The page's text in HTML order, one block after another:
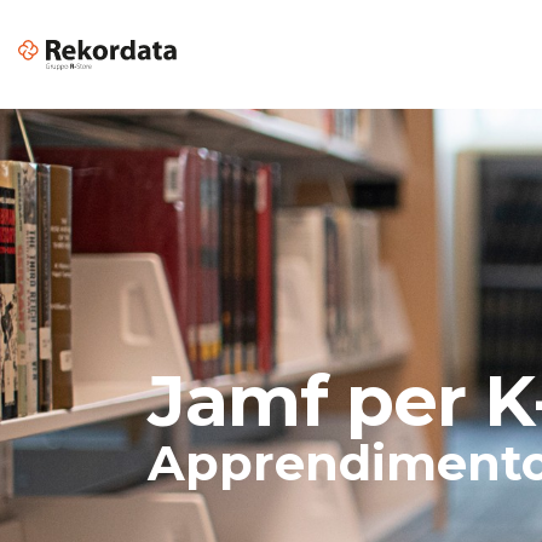
Apple per il Business
Software di Grafica per Aziende
Design & Creative
Cloud Services Provider per
Aziende
Digital transformation
Cyber Security: sicurezza
informatica aziendale
Color
VR & AR
Jamf per